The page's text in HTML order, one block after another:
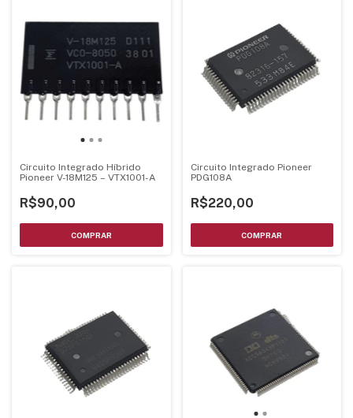
Circuito Integrado Híbrido
Pioneer V-18M125 – VTX1001-A
R$90,00
Circuito Integrado Pioneer
PDG108A
R$220,00